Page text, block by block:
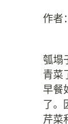
作者
瓠塌
青菜
早餐
了。
芹菜